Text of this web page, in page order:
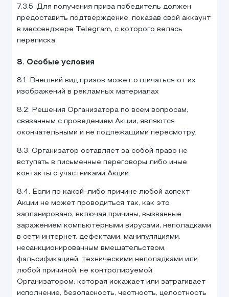
7.3.5. Для получения приза победитель должен
предоставить подтверждение, показав свой аккаунт
в мессенджере Telegram, с которого велась
переписка.
8. Особые условия
8.1. Внешний вид призов может отличаться от их
изображений в рекламных материалах
8.2. Решения Организатора по всем вопросам,
связанным с проведением Акции, являются
окончательными и не подлежащими пересмотру.
8.3. Организатор оставляет за собой право не
вступать в письменные переговоры либо иные
контакты с участниками Акции.
8.4. Если по какой-либо причине любой аспект
Акции не может проводиться так, как это
запланировано, включая причины, вызванные
заражением компьютерными вирусами, неполадками
в сети интернет, дефектами, манипуляциями,
несанкционированным вмешательством,
фальсификацией, техническими неполадками или
любой причиной, не контролируемой
Организатором, которая искажает или затрагивает
исполнение, безопасность, честность, целостность